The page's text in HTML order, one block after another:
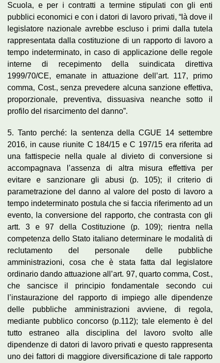
Scuola, e per i contratti a termine stipulati con gli enti
pubblici economici e con i datori di lavoro privati, “là dove il
legislatore nazionale avrebbe escluso i primi dalla tutela
rappresentata dalla costituzione di un rapporto di lavoro a
tempo indeterminato, in caso di applicazione delle regole
interne di recepimento della suindicata direttiva
1999/70/CE, emanate in attuazione dell’art. 117, primo
comma, Cost., senza prevedere alcuna sanzione effettiva,
proporzionale, preventiva, dissuasiva neanche sotto il
profilo del risarcimento del danno”.
5. Tanto perché: la sentenza della CGUE 14 settembre
2016, in cause riunite C 184/15 e C 197/15 era riferita ad
una fattispecie nella quale al divieto di conversione si
accompagnava l’assenza di altra misura effettiva per
evitare e sanzionare gli abusi (p. 105); il criterio di
parametrazione del danno al valore del posto di lavoro a
tempo indeterminato postula che si faccia riferimento ad un
evento, la conversione del rapporto, che contrasta con gli
artt. 3 e 97 della Costituzione (p. 109); rientra nella
competenza dello Stato italiano determinare le modalità di
reclutamento del personale delle pubbliche
amministrazioni, cosa che è stata fatta dal legislatore
ordinario dando attuazione all’art. 97, quarto comma, Cost.,
che sancisce il principio fondamentale secondo cui
l’instaurazione del rapporto di impiego alle dipendenze
delle pubbliche amministrazioni avviene, di regola,
mediante pubblico concorso (p.112); tale elemento è del
tutto estraneo alla disciplina del lavoro svolto alle
dipendenze di datori di lavoro privati e questo rappresenta
uno dei fattori di maggiore diversificazione di tale rapporto